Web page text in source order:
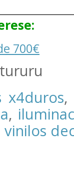
700€
x4duros
,
vinilos